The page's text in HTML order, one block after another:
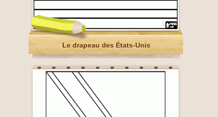
Le drapeau des États-Unis